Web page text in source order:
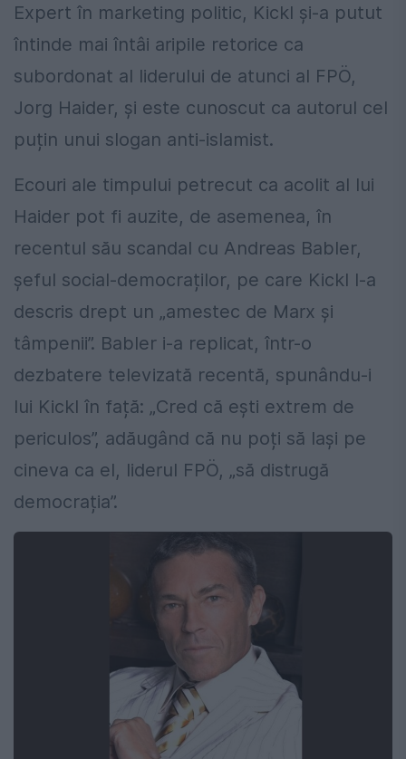
Expert în marketing politic, Kickl și-a putut
întinde mai întâi aripile retorice ca
subordonat al liderului de atunci al FPÖ,
Jorg Haider, și este cunoscut ca autorul cel
puțin unui slogan anti-islamist.
Ecouri ale timpului petrecut ca acolit al lui
Haider pot fi auzite, de asemenea, în
recentul său scandal cu Andreas Babler,
șeful social-democraților, pe care Kickl l-a
descris drept un „amestec de Marx și
tâmpenii”. Babler i-a replicat, într-o
dezbatere televizată recentă, spunându-i
lui Kickl în față: „Cred că ești extrem de
periculos”, adăugând că nu poți să lași pe
cineva ca el, liderul FPÖ, „să distrugă
democrația”.